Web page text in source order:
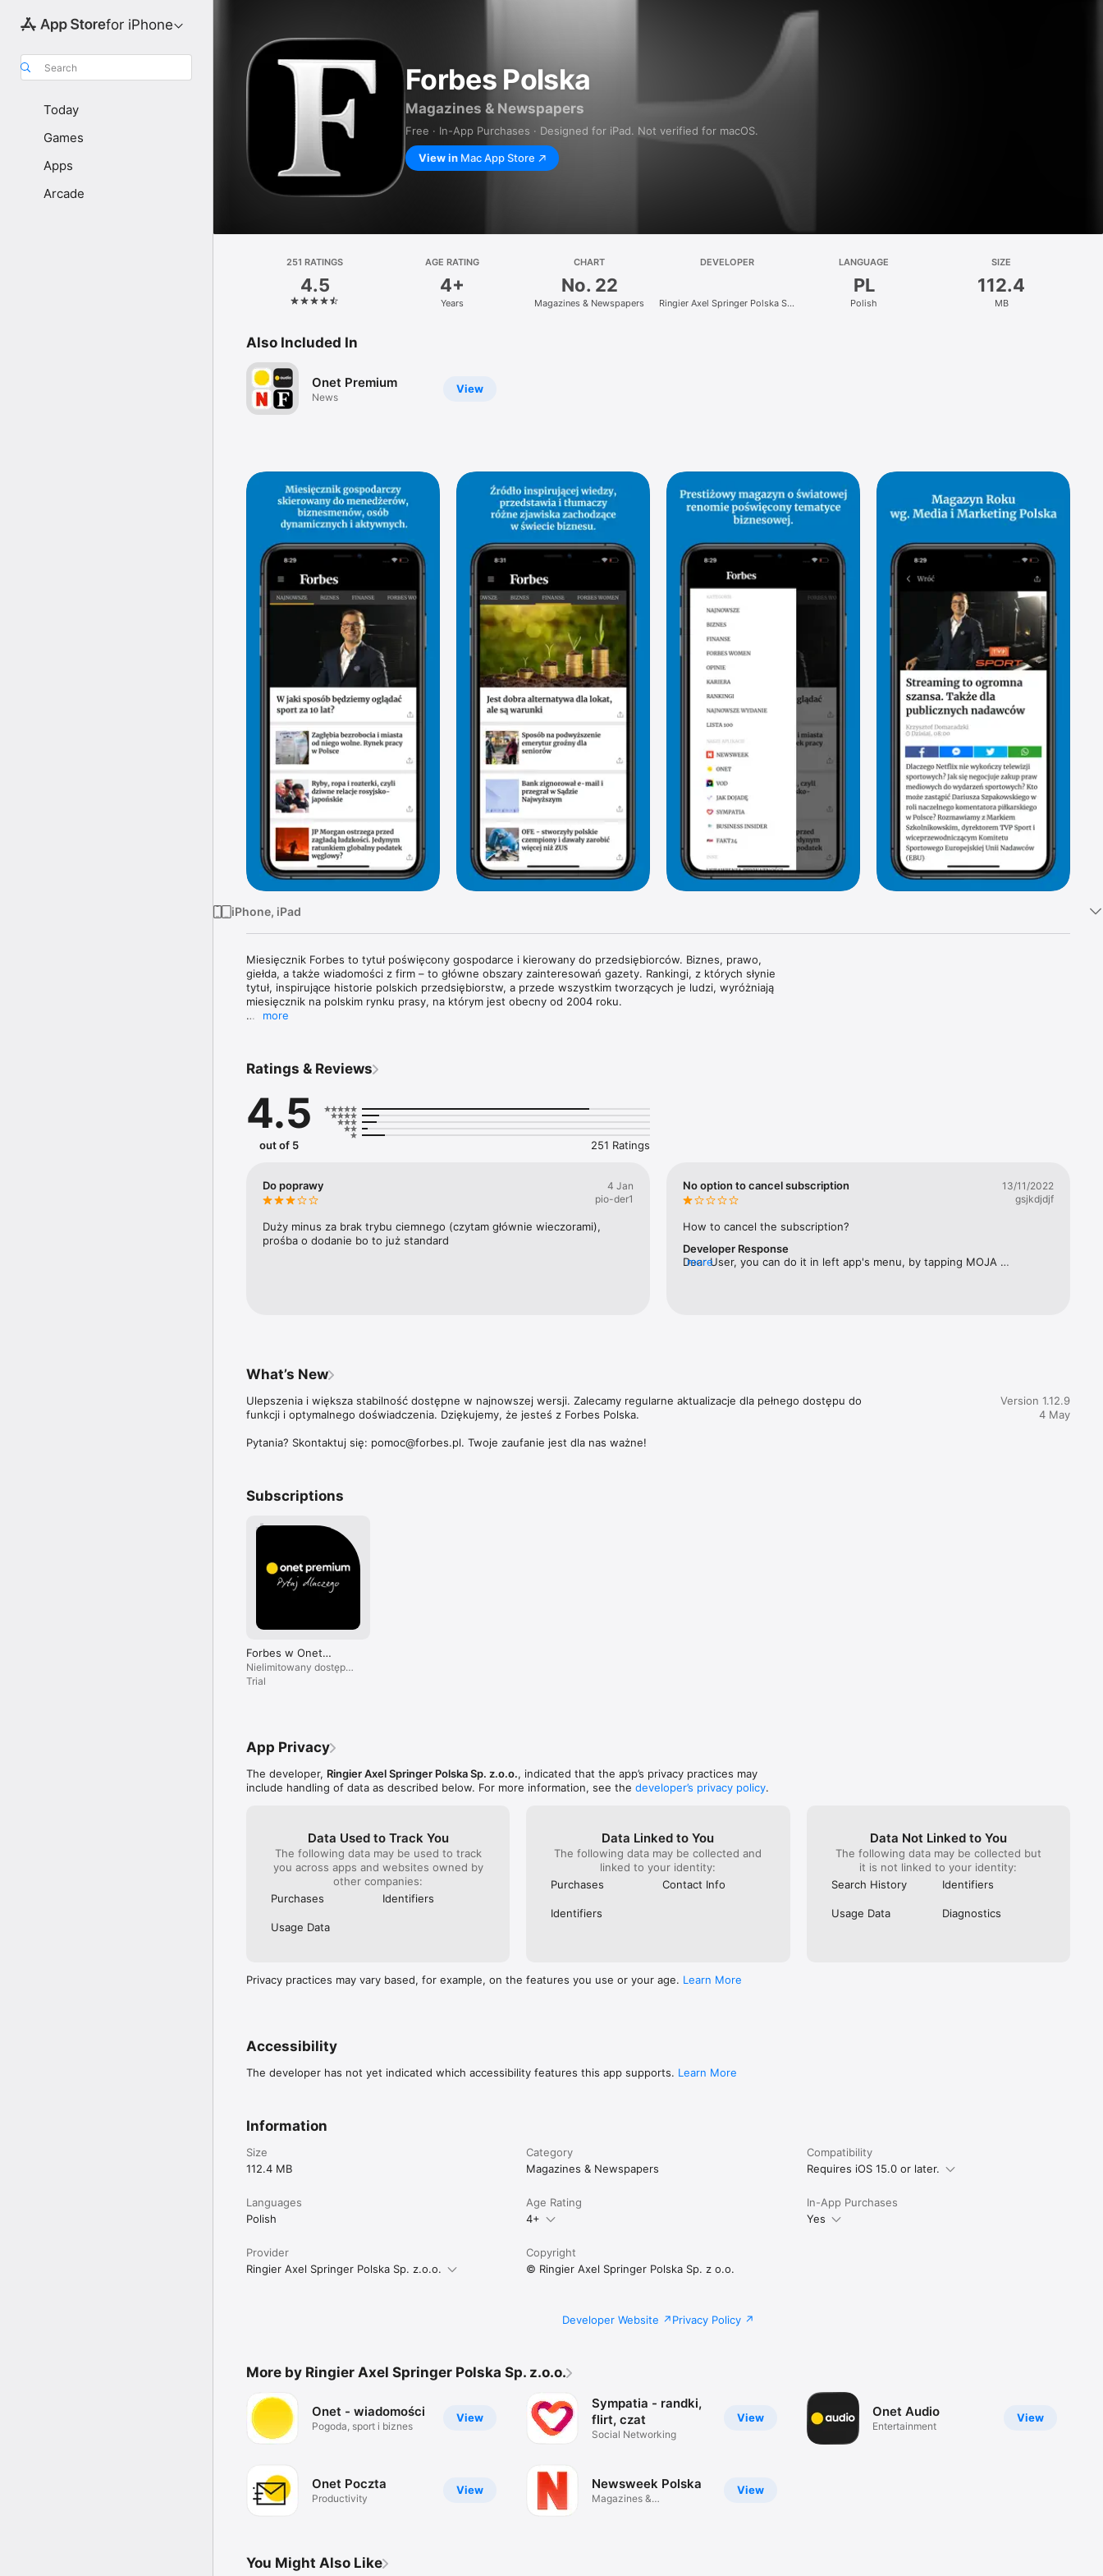
for iPhone
Search
Today
Games
Apps
Arcade
Forbes Polska
Magazines & Newspapers
Free · In-App Purchases · Designed for iPad. Not verified for macOS.
View in Mac App Store
251 RATINGS
4.5
AGE RATING
4+
Years
CHART
No. 22
Magazines & Newspapers
DEVELOPER
Ringier Axel Springer Polska Sp.
LANGUAGE
PL
Polish
SIZE
112.4
MB
Also Included In
View
Onet Premium
News
iPhone, iPad
Miesięcznik Forbes to tytuł poświęcony gospodarce i kierowany do przedsiębiorców. Biznes, prawo,
giełda, a także wiadomości z firm – to główne obszary zainteresowań gazety. Rankingi, z których słynie
tytuł, inspirujące historie polskich przedsiębiorstw, a przede wszystkim tworzących je ludzi, wyróżniają
miesięcznik na polskim rynku prasy, na którym jest obecny od 2004 roku.
największe nazwiska świata biznesu, ekonomii i finansów.
jak obowiązujące przepisy prawne wpływają na prowadzenie biznesu w Polsce. Obserwujemy światowe
trendy i ich wpływ na rynek pracy w kraju.
Doroczny Ranking 100 najbogatszych Polaków to jedna z flagowych publikacji magazynu. Ale Forbes
trzyma rękę na pulsie nie tylko jeśli chodzi o najbardziej majętnych przedsiębiorców. W corocznym
najbardziej dynamicznie zwiększające swoją wartość.
ale także do wszystkich wydań magazynu Forbes Women.
Więcej szczegółów dotyczących subskrypcji, politykę prywatności oraz zasady użytkowania aplikacji
more
Ratings & Reviews
4.5
out of 5 251 Ratings
Do poprawy
4 Jan
pio-der1
Duży minus za brak trybu ciemnego (czytam głównie wieczorami),
prośba o dodanie bo to już standard
No option to cancel subscription
13/11/2022
gsjkdjdjf
How to cancel the subscription?
Developer Response
Dear User, you can do it in left app's menu, by tapping MOJA
more
What’s New
Ulepszenia i większa stabilność dostępne w najnowszej wersji. Zalecamy regularne aktualizacje dla pełnego dostępu do
funkcji i optymalnego doświadczenia. Dziękujemy, że jesteś z Forbes Polska.
Pytania? Skontaktuj się: pomoc@forbes.pl. Twoje zaufanie jest dla nas ważne!
Version 1.12.9
4 May
Subscriptions
Forbes w Onet
Premium
Nielimitowany dostęp
do treści i brak reklam.
Trial
App Privacy
The developer, Ringier Axel Springer Polska Sp. z.o.o., indicated that the app’s privacy practices may
include handling of data as described below. For more information, see the developer’s privacy policy.
Data Used to Track You
The following data may be used to track
you across apps and websites owned by
other companies:
Purchases
Identifiers
Usage Data
Data Linked to You
The following data may be collected and
linked to your identity:
Purchases
Contact Info
Identifiers
Data Not Linked to You
The following data may be collected but
it is not linked to your identity:
Search History
Identifiers
Usage Data Diagnostics
Privacy practices may vary based, for example, on the features you use or your age. Learn More
Accessibility
The developer has not yet indicated which accessibility features this app supports. Learn More
Information
Size
112.4 MB
Category
Magazines & Newspapers
Compatibility
Requires iOS 15.0 or later.
Languages
Polish
Age Rating
4+
In-App Purchases
Yes
Provider
Ringier Axel Springer Polska Sp. z.o.o.
Copyright
© Ringier Axel Springer Polska Sp. z o.o.
Developer Website Privacy Policy
More by Ringier Axel Springer Polska Sp. z.o.o.
View
Onet - wiadomości
Pogoda, sport i biznes
View
Onet Poczta
Productivity
View
Sympatia - randki,
flirt, czat
Social Networking
View
Newsweek Polska
Magazines &
View
Onet Audio
Entertainment
You Might Also Like